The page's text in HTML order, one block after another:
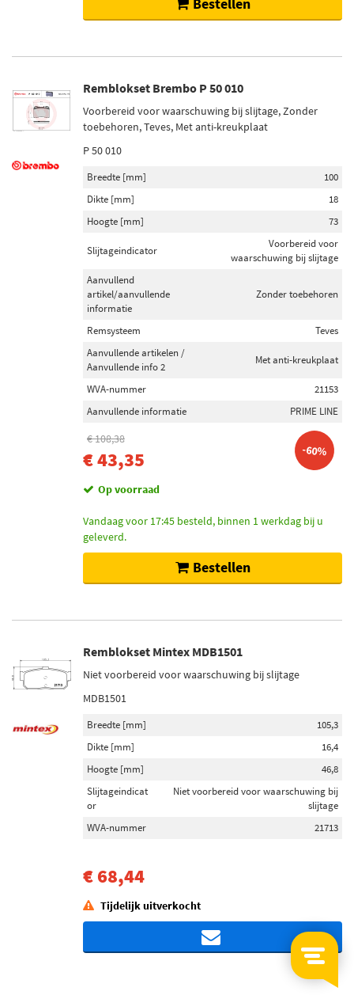
Remblokset Brembo P 50 010
Voorbereid voor waarschuwing bij slijtage, Zonder
toebehoren, Teves, Met anti-kreukplaat
P 50 010
Breedte [mm]
100
Dikte [mm]
18
Hoogte [mm]
73
Slijtageindicator
Voorbereid voor
waarschuwing bij slijtage
Aanvullend
artikel/aanvullende
informatie
Zonder toebehoren
Remsysteem
Teves
Aanvullende artikelen /
Aanvullende info 2
Met anti-kreukplaat
WVA-nummer
21153
Aanvullende informatie
PRIME LINE
€ 108,38
€ 43,35 -60%
Op voorraad
Vandaag voor 17:45 besteld, binnen 1 werkdag bij u
geleverd.
Bestellen
Remblokset Mintex MDB1501
Niet voorbereid voor waarschuwing bij slijtage
MDB1501
Breedte [mm]
105,3
Dikte [mm]
16,4
Hoogte [mm]
46,8
Slijtageindicat
or
Niet voorbereid voor waarschuwing bij
slijtage
WVA-nummer
21713
€ 68,44
Tijdelijk uitverkocht